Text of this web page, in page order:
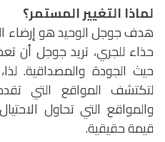
لماذا التغيير المستمر؟
هدف جوجل الوحيد هو إرضاء
حذاء للجري، تريد جوجل أن
حيث الجودة والمصداقية.
لتكتشف المواقع التي
والمواقع التي تحاول
قيمة حقيقية.